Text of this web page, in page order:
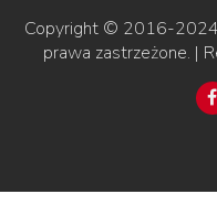
Copyright © 2016-2024
prawa zastrzeżone. |